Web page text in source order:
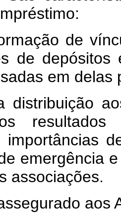
de
de
em delas
aos
importâncias
emergência
associações.
aos